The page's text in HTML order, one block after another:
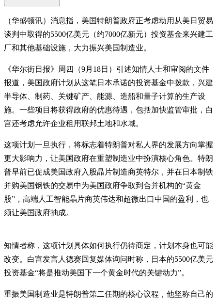
（华盛顿讯）消息指，美国特朗普政府正考虑动用从美日贸易
谈判中取得的5500亿美元（约7000亿新元）投资基金来兴建工
厂和其他基础设施，大力振兴美国制造业。
《华尔街日报》周四（9月18日）引述知情人士和审阅的文件
报道，美国政府计划从这笔日本承诺的投资基金中拨款，兴建
半导体、制药、关键矿产、能源、造船和量子计算的生产设
施。一些项目将获得政府的优惠待遇，包括加快监管审批，白
宫还考虑允许企业租用联邦土地和水域。
这项计划一旦执行，将标志着特朗普对私人界的发展方向掌握
更大影响力，让美国政府在重塑制造业中扮演核心角色。特朗
普早前已促成美国政府入股晶片制造商英特尔，并在日本制铁
并购美国钢铁的交易中为美国政府争取到合并机构的“黄金
股”，高端人工智能晶片商英伟达和超微出口中国的盈利，也
须让美国政府抽成。
知情者称，这项计划具体如何执行仍待商定，计划本身也可能
改变。白宫发言人德赛回复媒体询问时称，日本的5500亿美元
投资基金“将是推动美国下一个黄金时代的关键动力”。
重振美国制造业是特朗普第二任期的核心议程，他坚称自己的